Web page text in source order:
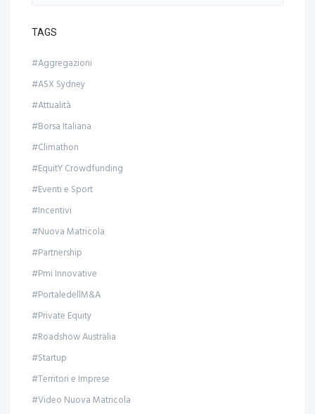
TAGS
#Aggregazioni
#ASX Sydney
#Attualità
#Borsa Italiana
#Climathon
#EquitY Crowdfunding
#Eventi e Sport
#Incentivi
#Nuova Matricola
#Partnership
#Pmi Innovative
#PortaledellM&A
#Private Equity
#Roadshow Australia
#Startup
#Territori e Imprese
#Video Nuova Matricola